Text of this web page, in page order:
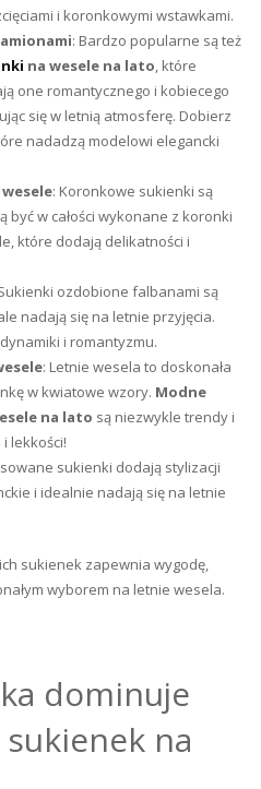
i koronkowymi wstawkami.
: Bardzo popularne są też
na wesele na lato, które
one romantycznego i kobiecego
się w letnią atmosferę. Dobierz
nadadzą modelowi elegancki
: Koronkowe sukienki są
być w całości wykonane z koronki
które dodają delikatności i
ozdobione falbanami są
nadają się na letnie przyjęcia.
i romantyzmu.
: Letnie wesela to doskonała
w kwiatowe wzory. Modne
na lato są niezwykle trendy i
lekkości!
sukienki dodają stylizacji
i idealnie nadają się na letnie
sukienek zapewnia wygodę,
wyborem na letnie wesela.
dominuje
na